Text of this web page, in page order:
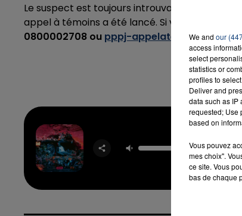
Le suspect est toujours introuvable, une
appel à témoins a été lancé. Si vous avez
0800002708 ou pppj- We and our
access
select
statistics or
profiles to
Deliver and
data such as IP
requested; Use
based on
Vous pouvez
mes choix".
ce site. Vous
bas de chaque